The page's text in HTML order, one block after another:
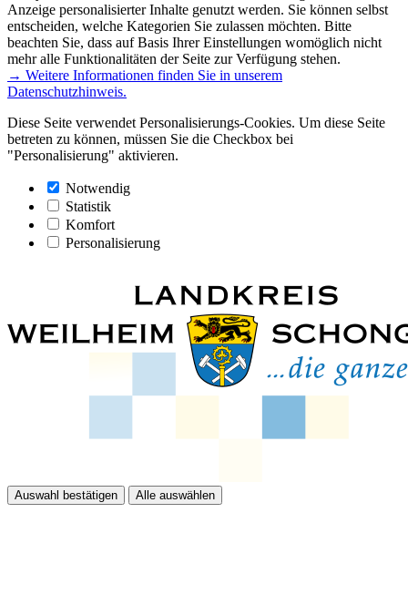
Anzeige personalisierter Inhalte genutzt werden. Sie können selbst
entscheiden, welche Kategorien Sie zulassen möchten. Bitte
beachten Sie, dass auf Basis Ihrer Einstellungen womöglich nicht
mehr alle Funktionalitäten der Seite zur Verfügung stehen.
→ Weitere Informationen finden Sie in unserem
Datenschutzhinweis.
Diese Seite verwendet Personalisierungs-Cookies. Um diese Seite
betreten zu können, müssen Sie die Checkbox bei
"Personalisierung" aktivieren.
Notwendig
Statistik
Komfort
Personalisierung
Auswahl bestätigen Alle auswählen